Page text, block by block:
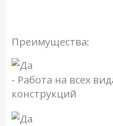
Преимущества:
- Работа на всех
конструкций